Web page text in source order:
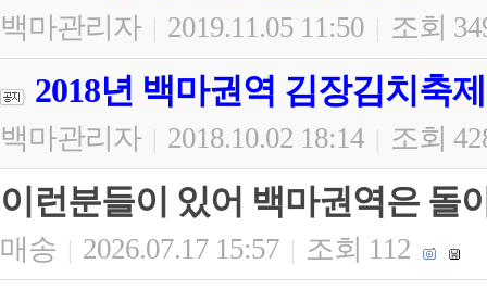
백마관리자 | 2019.11.05 11:50 | 조회
2018년 백마권역 김장김치축제
백마관리자 | 2018.10.02 18:14 | 조회
이런분들이 있어 백마권역은 돌
매송 | 2026.07.17 15:57 | 조회 112